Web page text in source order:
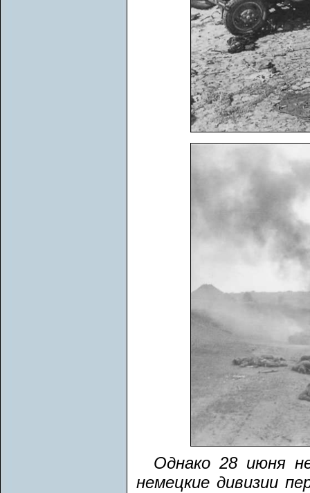
Однако 28 июня
немецкие дивизии